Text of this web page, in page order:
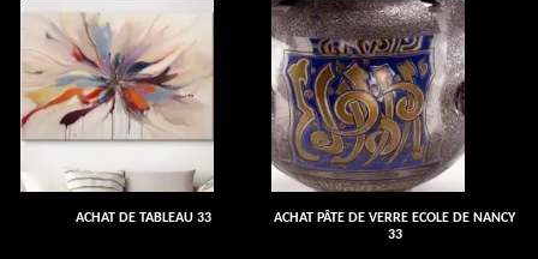
ACHAT DE TABLEAU 33
ACHAT PÂTE DE VERRE ECOLE DE NANCY
33